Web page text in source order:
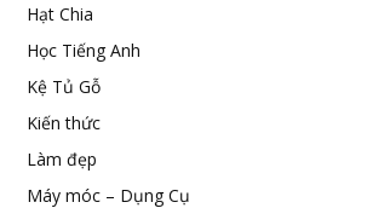
Hạt Chia
Học Tiếng Anh
Kệ Tủ Gỗ
Kiến thức
Làm đẹp
Máy móc – Dụng Cụ